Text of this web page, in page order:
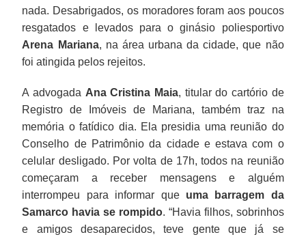
nada. Desabrigados, os moradores foram aos poucos
resgatados e levados para o ginásio poliesportivo
Arena Mariana, na área urbana da cidade, que não
foi atingida pelos rejeitos.
A advogada Ana Cristina Maia, titular do cartório de
Registro de Imóveis de Mariana, também traz na
memória o fatídico dia. Ela presidia uma reunião do
Conselho de Patrimônio da cidade e estava com o
celular desligado. Por volta de 17h, todos na reunião
começaram a receber mensagens e alguém
interrompeu para informar que uma barragem da
Samarco havia se rompido. “Havia filhos, sobrinhos
e amigos desaparecidos, teve gente que já se